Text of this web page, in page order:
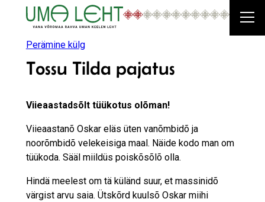
juurdePerämine külg
Tossu Tilda pajatus
Viieaastadsõlt tüükotus olõman!
Viieaastanõ Oskar eläs üten vanõmbidõ ja
noorõmbidõ velekeisiga maal. Näide kodo man om
tüükoda. Sääl miildüs poiskõsõlõ olla.
Hindä meelest om tä küländ suur, et massinidõ
värgist arvu saia. Ütskõrd kuulsõ Oskar miihi